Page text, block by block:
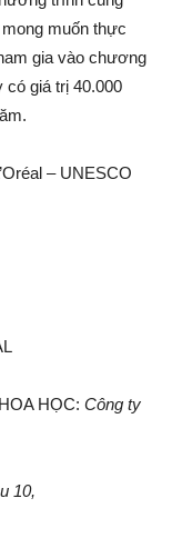
muốn thực
gia vào chương
có giá trị 40.000
– UNESCO
HỌC: Công ty
10,